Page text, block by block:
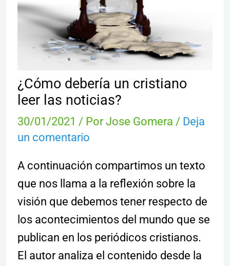
¿Cómo debería un cristiano
leer las noticias?
30/01/2021 / PorJose Gomera / Deja
un comentario
A continuación compartimos un texto
que nos llama a la reflexión sobre la
visión que debemos tener respecto de
los acontecimientos del mundo que se
publican en los periódicos cristianos.
El autor analiza el contenido desde la